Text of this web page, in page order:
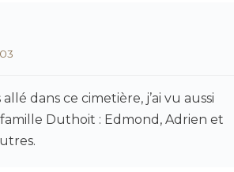
dans ce cimetière, j’ai vu aussi
Duthoit : Edmond, Adrien et